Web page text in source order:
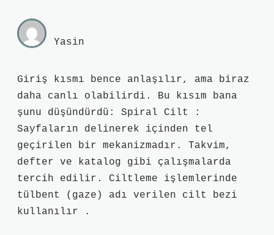
Yasin
Giriş kısmı bence anlaşılır, ama biraz
daha canlı olabilirdi. Bu kısım bana
şunu düşündürdü: Spiral Cilt :
Sayfaların delinerek içinden tel
geçirilen bir mekanizmadır. Takvim,
defter ve katalog gibi çalışmalarda
tercih edilir. Ciltleme işlemlerinde
tülbent (gaze) adı verilen cilt bezi
kullanılır .